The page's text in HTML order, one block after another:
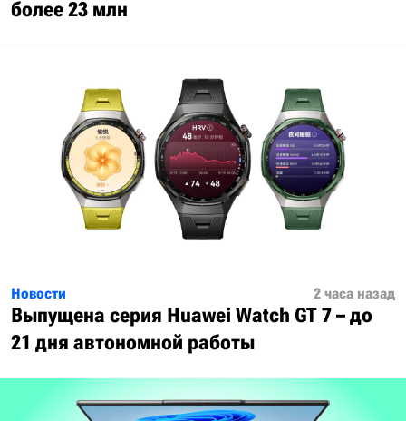
более 23 млн
Новости 2 часа назад
Выпущена серия Huawei Watch GT 7 – до
21 дня автономной работы